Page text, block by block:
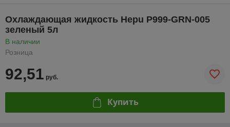
Охлаждающая жидкость Hepu P999-GRN-005
зеленый 5л
В наличии
Розница
92,51 руб.
Купить